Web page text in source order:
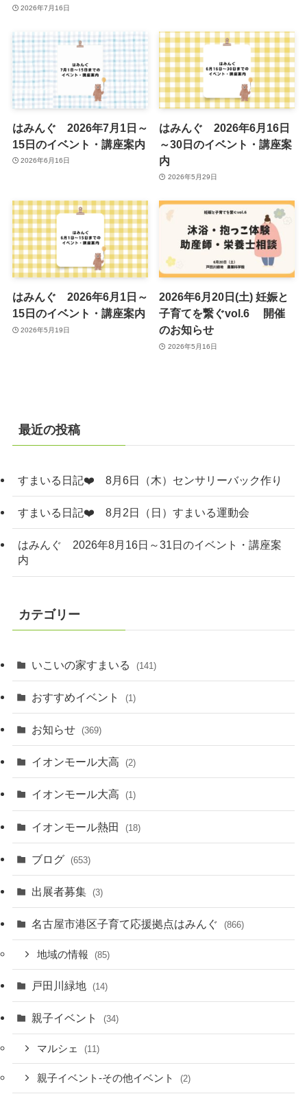
2026年7月16日
はみんぐ 2026年7月1日～
15日のイベント・講座案内
2026年6月16日
はみんぐ 2026年6月16日
～30日のイベント・講座案
内
2026年5月29日
はみんぐ 2026年6月1日～
15日のイベント・講座案内
2026年5月19日
2026年6月20日(土) 妊娠と
子育てを繋ぐvol.6 開催
のお知らせ
2026年5月16日
最近の投稿
すまいる日記❤️ 8月6日（木）センサリーバック作り
すまいる日記❤️ 8月2日（日）すまいる運動会
はみんぐ 2026年8月16日～31日のイベント・講座案
内
カテゴリー
いこいの家すまいる (141)
おすすめイベント (1)
お知らせ (369)
イオンモール大高 (2)
イオンモール大高 (1)
イオンモール熱田 (18)
ブログ (653)
出展者募集 (3)
名古屋市港区子育て応援拠点はみんぐ (866)
地域の情報 (85)
戸田川緑地 (14)
親子イベント (34)
マルシェ (11)
親子イベント-その他イベント (2)